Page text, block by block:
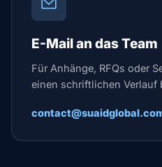
E-Mail an das Team
Für Anhänge, RFQs oder
einen schriftlichen Verlauf